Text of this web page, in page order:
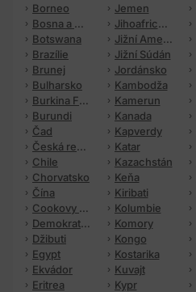
Borneo
Bosna a Hercegovina
Botswana
Brazílie
Brunej
Bulharsko
Burkina Faso
Burundi
Čad
Česká republika
Chile
Chorvatsko
Čína
Cookovy ostrovy
Demokratická republika Kongo (Zair)
Džibuti
Egypt
Ekvádor
Eritrea
Jemen
Jihoafrická republika
Jižní Amerika
Jižní Súdán
Jordánsko
Kambodža
Kamerun
Kanada
Kapverdy
Katar
Kazachstán
Keňa
Kiribati
Kolumbie
Komory
Kongo
Kostarika
Kuvajt
Kypr